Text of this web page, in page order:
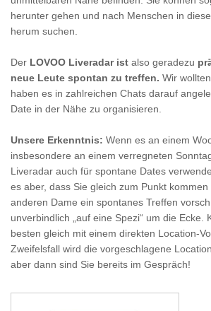
herunter gehen und nach Menschen in
herum suchen.
Der LOVOO Liveradar ist also geradezu
neue Leute spontan zu treffen. Wir
haben es in zahlreichen Chats darauf
Date in der Nähe zu organisieren.
Unsere Erkenntnis: Wenn es an einem
insbesondere an einem verregneten
Liveradar auch für spontane Dates
es aber, dass Sie gleich zum Punkt
anderen Dame ein spontanes Treffen
unverbindlich „auf eine Spezi“ um die Ecke.
besten gleich mit einem direkten Location-
Zweifelsfall wird die vorgeschlagene
aber dann sind Sie bereits im Gespräch!